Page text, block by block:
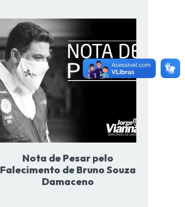
Nota de Pesar pelo
Falecimento de Bruno Souza
Damaceno